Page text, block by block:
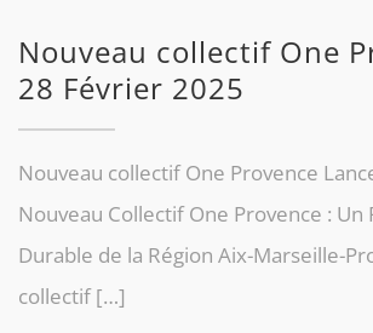
Nouveau collectif One
28 Février 2025
Nouveau collectif One Provence
Nouveau Collectif One Provence : Un
Durable de la Région Aix-Marseille-
collectif […]